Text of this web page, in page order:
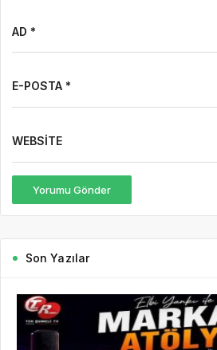
AD *
E-POSTA *
WEBSITE
Yorumu Gönder
Son Yazılar